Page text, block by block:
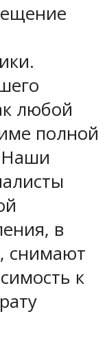
любой
полной
Наши
в
снимают
к